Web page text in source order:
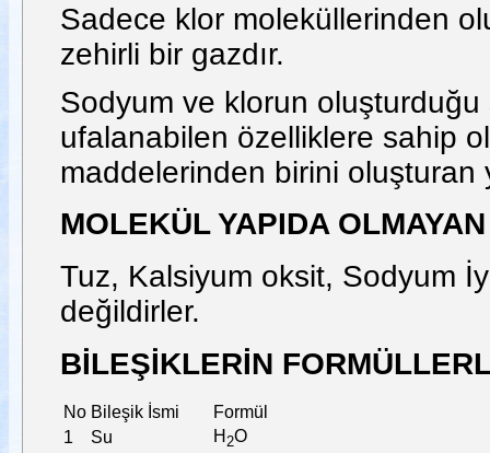
Sadece klor moleküllerinden
zehirli bir gazdır.
Sodyum ve klorun
ufalanabilen özelliklere sahip
maddelerinden birini oluşturan
MOLEKÜL YAPIDA
Tuz, Kalsiyum oksit, Sodyum
değildirler.
BİLEŞİKLERİN
No Bileşik İsmi
Formül
1
Su H 2O